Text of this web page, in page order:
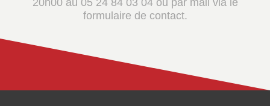
20h00 au 05 24 84 03 04 ou par mail via le
formulaire de contact.